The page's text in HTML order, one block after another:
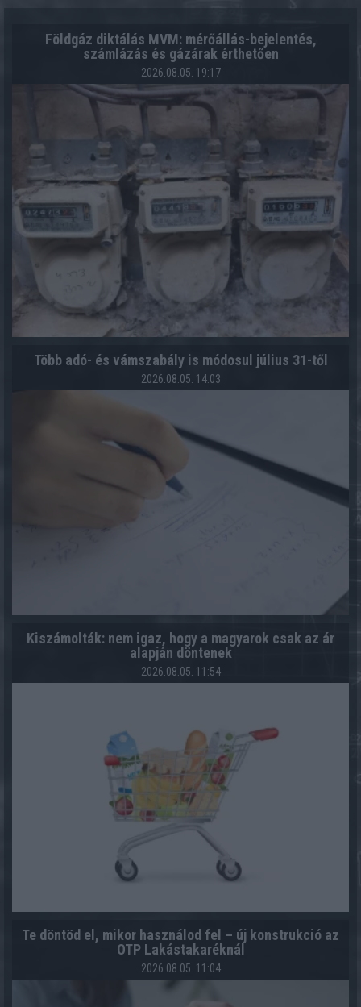
Földgáz diktálás MVM: mérőállás-bejelentés,
számlázás és gázárak érthetően
2026.08.05. 19:17
Több adó- és vámszabály is módosul július 31-től
2026.08.05. 14:03
Kiszámolták: nem igaz, hogy a magyarok csak az ár
alapján döntenek
2026.08.05. 11:54
Te döntöd el, mikor használod fel – új konstrukció az
OTP Lakástakaréknál
2026.08.05. 11:04